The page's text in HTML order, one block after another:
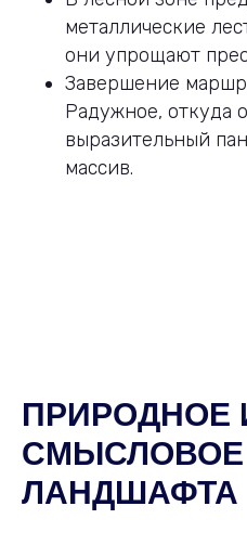
металлические
они упрощают
Завершение
Радужное, откуда
выразительный
массив.
ПРИРОДНОЕ
СМЫСЛОВОЕ
ЛАНДШАФТА